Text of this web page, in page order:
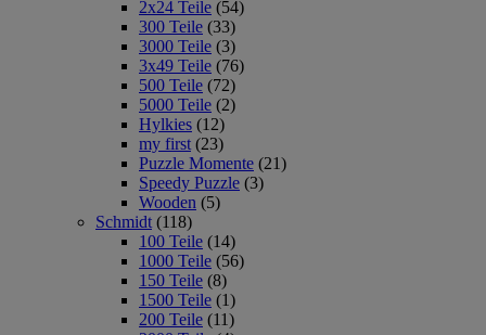
2x24 Teile (54)
300 Teile (33)
3000 Teile (3)
3x49 Teile (76)
500 Teile (72)
5000 Teile (2)
Hylkies (12)
my first (23)
Puzzle Momente (21)
Speedy Puzzle (3)
Wooden (5)
Schmidt (118)
100 Teile (14)
1000 Teile (56)
150 Teile (8)
1500 Teile (1)
200 Teile (11)